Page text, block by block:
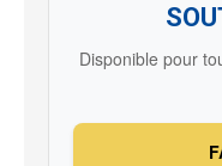
Disponible pour